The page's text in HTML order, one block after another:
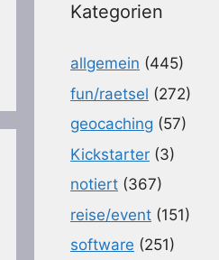
Kategorien
allgemein (445)
fun/raetsel (272)
geocaching (57)
Kickstarter (3)
notiert (367)
reise/event (151)
software (251)